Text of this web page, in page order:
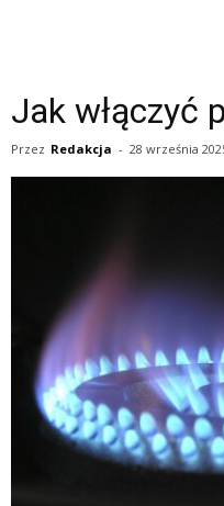
Jak włączyć
Przez Redakcja - 28 września